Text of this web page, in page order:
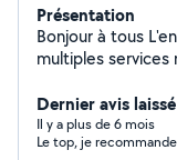
Présentation
Bonjour à tous L'entreprise Thé'au bois vous propose de
multiples
taille, gyrobroyeur, ... Nettoyage, évacuation
Également
Je suis disponible
Dernier avis
Il y a plus de 6 mois
Le top, je